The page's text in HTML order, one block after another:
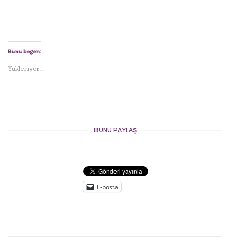
Bunu beğen:
Yükleniyor...
BUNU PAYLAŞ
E-posta